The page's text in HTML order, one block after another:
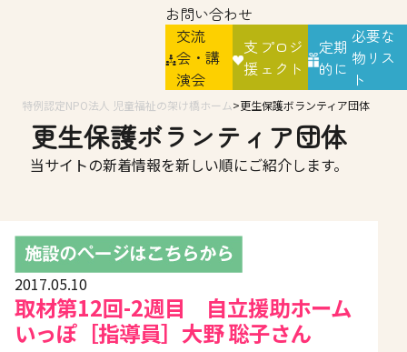
お問い合わせ
交流
会・講
演会
支
援
プロジ
ェクト
定期
的に
必要な
物リス
ト
特例認定NPO法人 児童福祉の架け橋ホーム 更生保護ボランティア団体
更生保護ボランティア団体
当サイトの新着情報を新しい順にご紹介します。
2017.05.10
取材第12回-2週目 自立援助ホーム
いっぽ［指導員］大野 聡子さん